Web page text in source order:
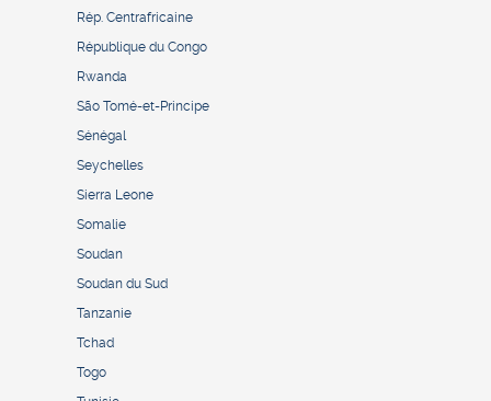
Rép. Centrafricaine
République du Congo
Rwanda
São Tomé-et-Principe
Sénégal
Seychelles
Sierra Leone
Somalie
Soudan
Soudan du Sud
Tanzanie
Tchad
Togo